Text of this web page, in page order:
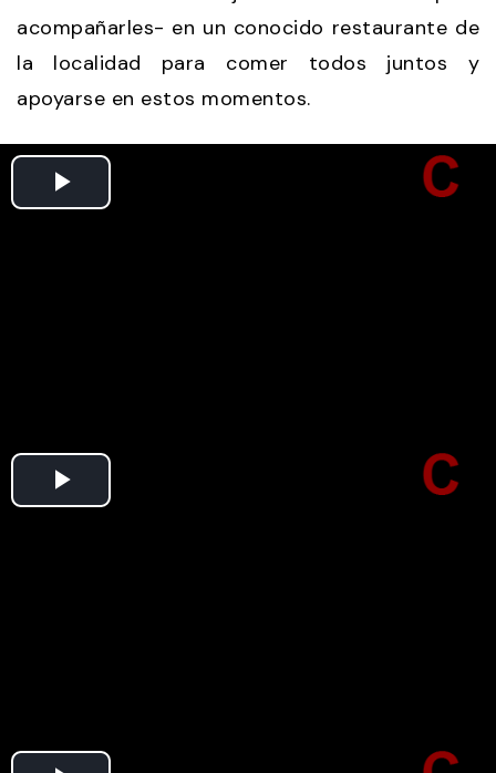
acompañarles- en un conocido restaurante de
la localidad para comer todos juntos y
apoyarse en estos momentos.